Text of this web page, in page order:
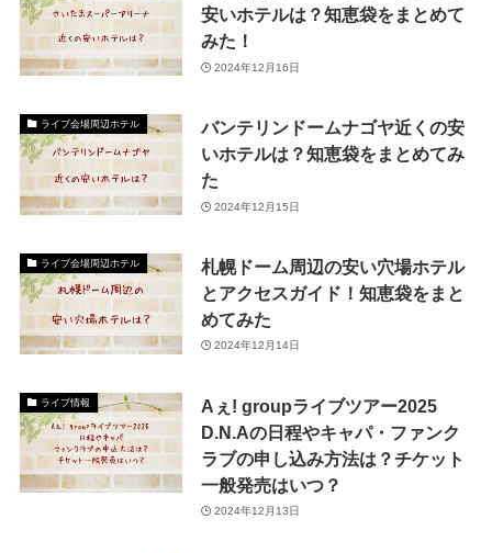
安いホテルは？知恵袋をまとめて
みた！
2024年12月16日
ライブ会場周辺ホテル
バンテリンドームナゴヤ近くの安
いホテルは？知恵袋をまとめてみ
た
2024年12月15日
ライブ会場周辺ホテル
札幌ドーム周辺の安い穴場ホテル
とアクセスガイド！知恵袋をまと
めてみた
2024年12月14日
ライブ情報
Aぇ! groupライブツアー2025
D.N.Aの日程やキャパ・ファンク
ラブの申し込み方法は？チケット
一般発売はいつ？
2024年12月13日